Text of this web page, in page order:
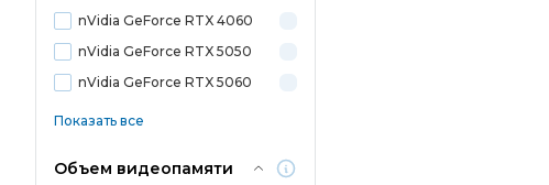
nVidia GeForce RTX 4060
nVidia GeForce RTX 5050
nVidia GeForce RTX 5060
Показать все
Объем видеопамяти